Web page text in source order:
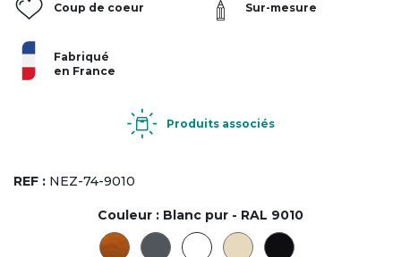
Coup de coeur Sur-mesure
Fabriqué
en France
Produits associés
REF : NEZ-74-9010
Couleur : Blanc pur - RAL 9010